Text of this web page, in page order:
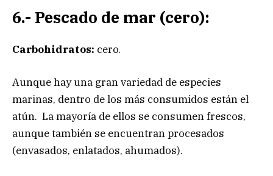
6.- Pescado de mar (cero):
Carbohidratos: cero.
Aunque hay una gran variedad de especies
marinas, dentro de los más consumidos están el
atún. La mayoría de ellos se consumen frescos,
aunque también se encuentran procesados
(envasados, enlatados, ahumados).